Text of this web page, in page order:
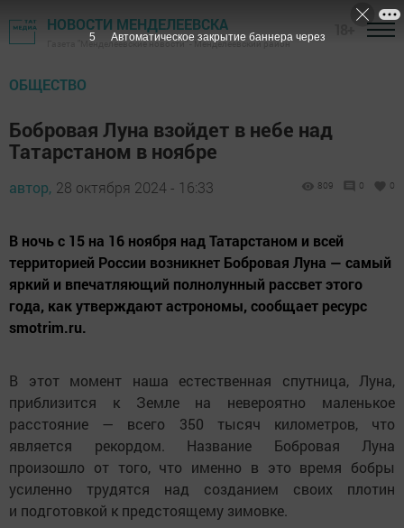
НОВОСТИ МЕНДЕЛЕЕВСКА
Газета "Менделеевские новости" - Менделеевский район
ОБЩЕСТВО
Бобровая Луна взойдет в небе над
Татарстаном в ноябре
автор, 28 октября 2024 - 16:33 809 0 0
В ночь с 15 на 16 ноября над Татарстаном и всей
территорией России возникнет Бобровая Луна — самый
яркий и впечатляющий полнолунный рассвет этого
года, как утверждают астрономы, сообщает ресурс
smotrim.ru.
В этот момент наша естественная спутница, Луна,
приблизится к Земле на невероятно маленькое
расстояние — всего 350 тысяч километров, что
является рекордом. Название Бобровая Луна
произошло от того, что именно в это время бобры
усиленно трудятся над созданием своих плотин
и подготовкой к предстоящему зимовке.
3 Автоматическое закрытие баннера через